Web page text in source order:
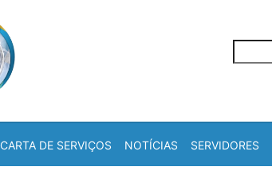
CARTA DE SERVIÇOS NOTÍCIAS SERVIDORES